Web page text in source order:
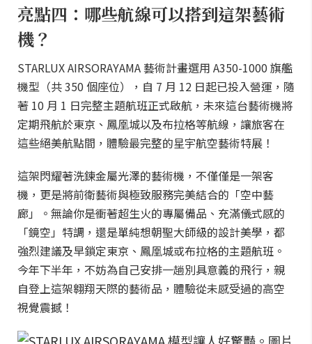
亮點四：哪些航線可以搭到這架藝術
機？
STARLUX AIRSORAYAMA 藝術計畫選用 A350-1000 旗艦
機型（共 350 個座位），自 7 月 12 日起已投入營運，隨
著 10 月 1 日完整主題航班正式啟航，未來這台藝術機將
定期飛航於東京、鳳凰城以及布拉格等航線，讓旅客在
這些絕美航點間，體驗最完整的星宇航空藝術特展！
這架閃耀著洗鍊金屬光澤的藝術機，不僅僅是一架客
機，更是將前衛藝術與極致服務完美結合的「空中藝
廊」。無論你是衝著超生火的專屬備品、充滿儀式感的
「鏡空」特調，還是單純想朝聖大師級的設計美學，都
強烈建議及早鎖定東京、鳳凰城或布拉格的主題航班。
今年下半年，不妨為自己安排一趟別具意義的飛行，親
自登上這架翱翔天際的藝術品，體驗從未感受過的高空
視覺震撼！